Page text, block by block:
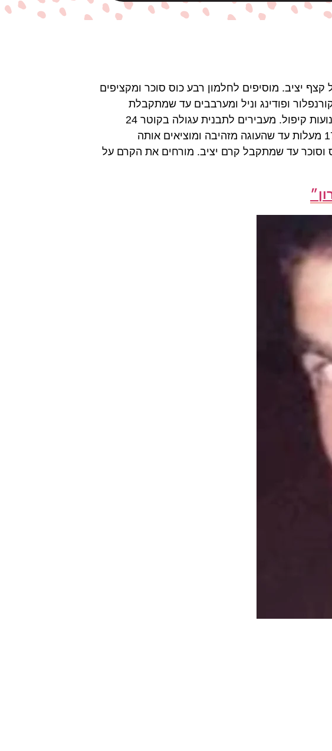
קצף יציב. מוסיפים לחלמון רבע כוס סוכר ומקציפים
ופודינג וניל ומערבבים עד שמתקבלת
תערובת אחידה. מוסיפים את החלבונים המוקצפים בהדרגה ומערבבים בעדינות בתנועות קיפול. מעבירים לתבנית עגולה בקוטר 24
ס״מ, משומנת ומרופדת בנייר אפיה. אופים כ-50-60 דק׳ בתנור שחומם מראש ל-175 מעלות עד שהעוגה מזהיבה ומוציאים אותה
וסוכר עד שמתקבל קרם יציב. מורחים את הקרם על